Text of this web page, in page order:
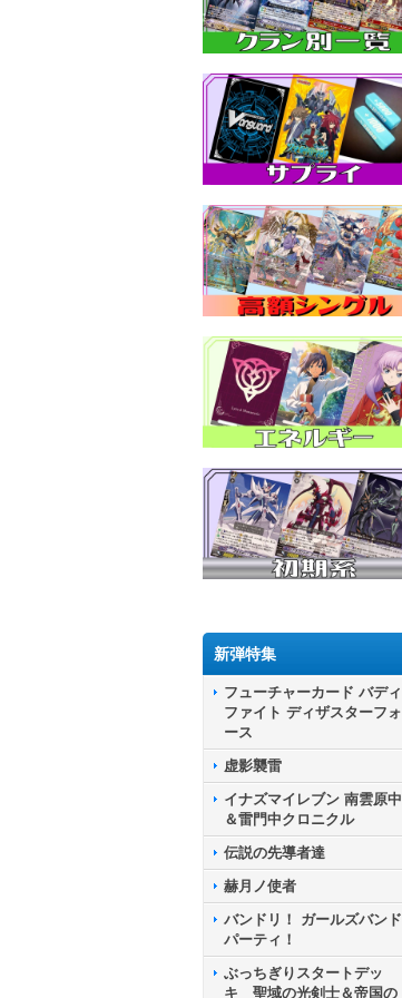
新弾特集
フューチャーカード バディ
ファイト ディザスターフォ
ース
虚影襲雷
イナズマイレブン 南雲原中
＆雷門中クロニクル
伝説の先導者達
赫月ノ使者
バンドリ！ ガールズバンド
パーティ！
ぶっちぎりスタートデッ
キ 聖域の光剣士＆帝国の